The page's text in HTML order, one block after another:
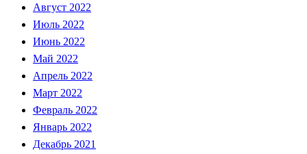
Август 2022
Июль 2022
Июнь 2022
Май 2022
Апрель 2022
Март 2022
Февраль 2022
Январь 2022
Декабрь 2021